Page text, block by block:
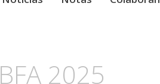
BFA 2025